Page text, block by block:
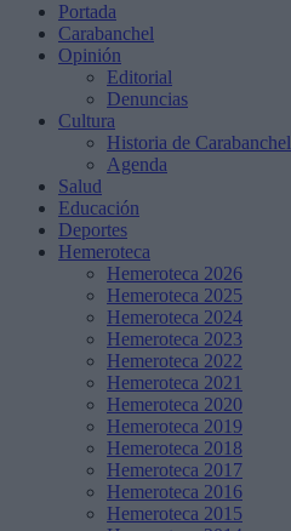
Portada
Carabanchel
Opinión
Editorial
Denuncias
Cultura
Historia de Carabanchel
Agenda
Salud
Educación
Deportes
Hemeroteca
Hemeroteca 2026
Hemeroteca 2025
Hemeroteca 2024
Hemeroteca 2023
Hemeroteca 2022
Hemeroteca 2021
Hemeroteca 2020
Hemeroteca 2019
Hemeroteca 2018
Hemeroteca 2017
Hemeroteca 2016
Hemeroteca 2015